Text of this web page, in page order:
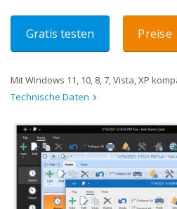
Gratis testen Preise
Mit Windows 11, 10, 8, 7, Vista, XP
Technische Daten